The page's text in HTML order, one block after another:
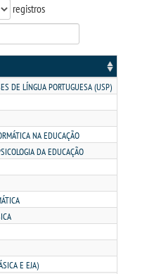
registros
DE LÍNGUA PORTUGUESA (USP)
NA EDUCAÇÃO
DA EDUCAÇÃO
E EJA)